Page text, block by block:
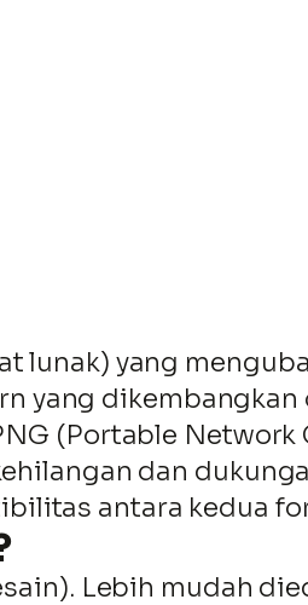
lunak) yang
yang dikembangkan
(Portable
dan
antara kedua
Lebih mudah